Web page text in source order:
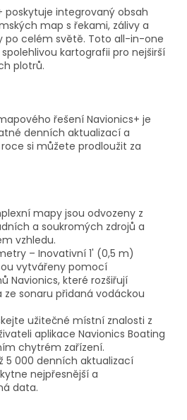
poskytuje integrovaný obsah
map s řekami, zálivy a
po celém světě. Toto all-in-one
kartografii pro nejširší
plotrů.
řešení Navionics+ je
denních aktualizací a
si můžete prodloužit za
mapy jsou odvozeny z
a soukromých zdrojů a
vzhledu.
– Inovativní 1' (0,5 m)
vytvářeny pomocí
Navionics, které rozšiřují
sonaru přidaná vodáckou
užitečné místní znalosti z
aplikace Navionics Boating
chytrém zařízení.
5 000 denních aktualizací
nejpřesnější a
data.